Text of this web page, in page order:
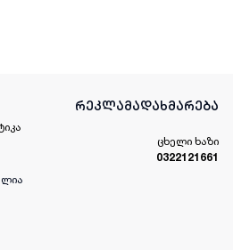
რეკლამადახმარება
ცხელი ხაზი
0322121661